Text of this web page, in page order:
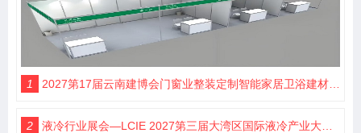
1 2027第17届云南建博会门窗业整装定制智能家居卫浴建材展会
2 液冷行业展会—LCIE 2027第三届大湾区国际液冷产业大会暨展览会（深圳）